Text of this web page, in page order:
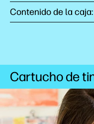
Contenido de la
Cartucho de